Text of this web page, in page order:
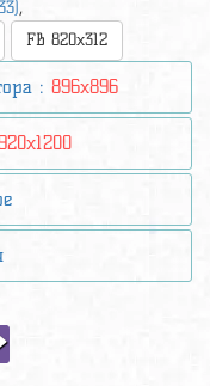
,
FB 820x312
: 896x896